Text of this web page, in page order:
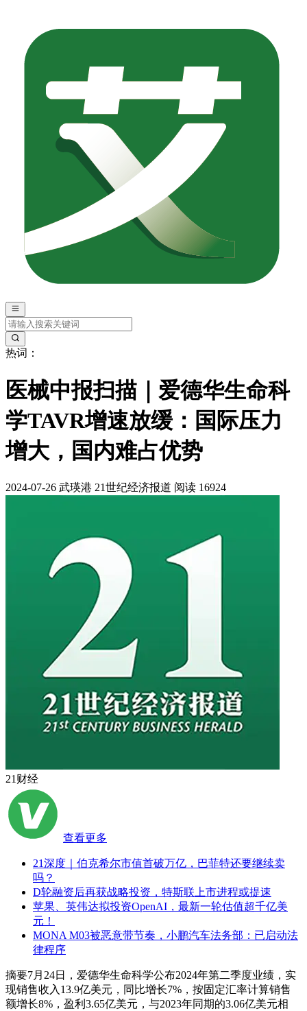
热词：
医械中报扫描｜爱德华生命科
学TAVR增速放缓：国际压力
增大，国内难占优势
2024-07-26 武瑛港 21世纪经济报道 阅读 16924
21财经
查看更多
21深度｜伯克希尔市值首破万亿，巴菲特还要继续卖
吗？
D轮融资后再获战略投资，特斯联上市进程或提速
苹果、英伟达拟投资OpenAI，最新一轮估值超千亿美
元！
MONA M03被恶意带节奏，小鹏汽车法务部：已启动法
律程序
摘要7月24日，爱德华生命科学公布2024年第二季度业绩，实
现销售收入13.9亿美元，同比增长7%，按固定汇率计算销售
额增长8%，盈利3.65亿美元，与2023年同期的3.06亿美元相